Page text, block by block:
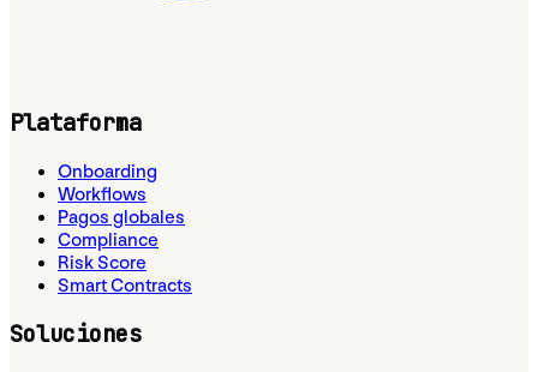
Plataforma
Onboarding
Workflows
Pagos globales
Compliance
Risk Score
Smart Contracts
Soluciones